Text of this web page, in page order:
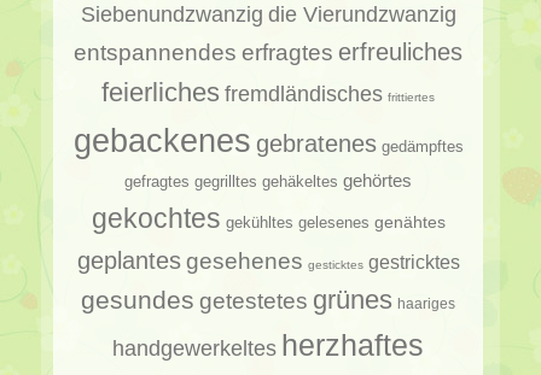
Siebenundzwanzig die Vierundzwanzig
entspannendes erfragtes erfreuliches
feierliches fremdländisches frittiertes
gebackenes gebratenes gedämpftes
gefragtes gegrilltes gehäkeltes gehörtes
gekochtes gekühltes gelesenes genähtes
geplantesgesehenes gesticktes gestricktes
gesundes getestetes grünes haariges
handgewerkeltes herzhaftes